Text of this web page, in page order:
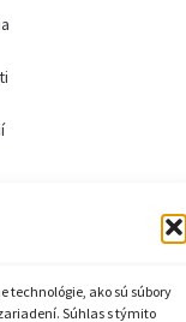
technológie, ako sú súbory
Súhlas s týmito